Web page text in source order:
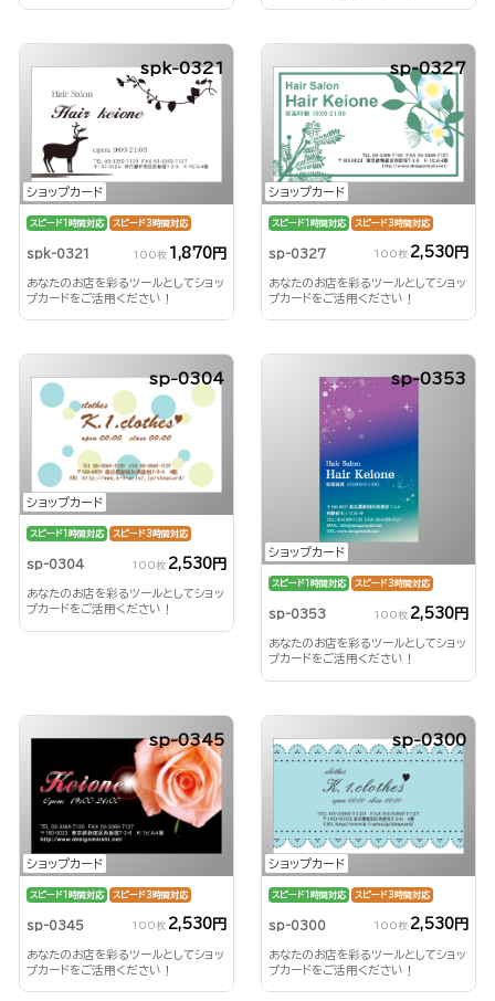
ショップカード
spk-0321
スピード1時間対応 スピード3時間対応
spk-0321 100枚 1,870円
あなたのお店を彩るツールとしてショッ
プカードをご活用ください！
ショップカード
sp-0327
スピード1時間対応 スピード3時間対応
sp-0327 100枚 2,530円
あなたのお店を彩るツールとしてショッ
プカードをご活用ください！
ショップカード
sp-0304
スピード1時間対応 スピード3時間対応
sp-0304 100枚 2,530円
あなたのお店を彩るツールとしてショッ
プカードをご活用ください！
ショップカード
sp-0353
スピード1時間対応 スピード3時間対応
sp-0353 100枚 2,530円
あなたのお店を彩るツールとしてショッ
プカードをご活用ください！
ショップカード
sp-0345
スピード1時間対応 スピード3時間対応
sp-0345 100枚 2,530円
あなたのお店を彩るツールとしてショッ
プカードをご活用ください！
ショップカード
sp-0300
スピード1時間対応 スピード3時間対応
sp-0300 100枚 2,530円
あなたのお店を彩るツールとしてショッ
プカードをご活用ください！